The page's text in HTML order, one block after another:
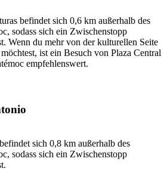
befindet sich 0,6 km außerhalb des
sodass sich ein Zwischenstopp
Wenn du mehr von der kulturellen Seite
ist ein Besuch von Plaza Central
empfehlenswert.
sich 0,8 km außerhalb des
sodass sich ein Zwischenstopp